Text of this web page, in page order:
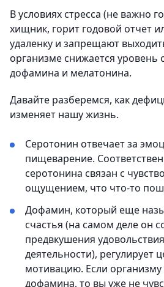
В условиях стресса (не важно
хищник, горит годовой отчет
удаленку и запрещают
организме снижается уровень
дофамина и мелатонина.
Давайте разберемся, как
изменяет нашу жизнь.
Серотонин отвечает за
пищеварение.
серотонина связан с
ощущением, что что-то
Дофамин, который еще
счастья (на самом деле он
предвкушения
деятельности), регулирует
мотивацию. Если организму
дофамина, то вы уже не